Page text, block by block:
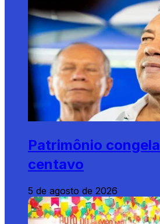
Patrimônio
centavo
5 de agosto de 2026